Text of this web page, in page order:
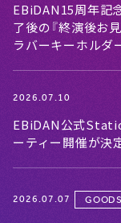
EBiDAN15周年記
了後の『終演後お
ラバーキーホルダ
2026.07.10
EBiDAN公式
ーティー開催が決
2026.07.07 GOODS